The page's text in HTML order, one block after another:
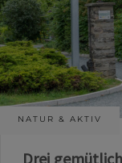
NATUR & AKTIV
Drei